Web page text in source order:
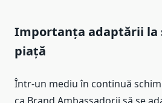
Importanța adaptării la
piață
Într-un mediu în continuă